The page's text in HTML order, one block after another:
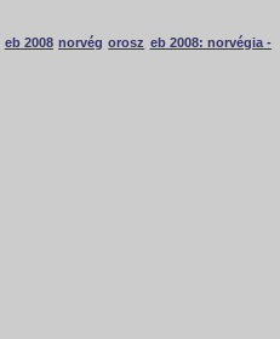
eb 2008 norvég orosz eb 2008: norvégia -